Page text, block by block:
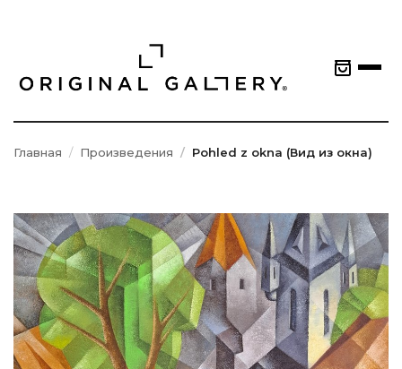
Главная Произведения Pohled z okna (Вид из окна)